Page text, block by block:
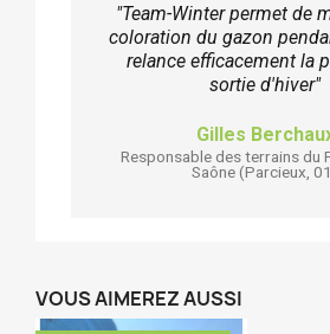
"Team-Winter permet de
coloration du gazon
relance efficacement la
sortie d'hiver"
Gilles
Responsable des terrains du
Saône (Parcieux,
VOUS AIMEREZ AUSSI